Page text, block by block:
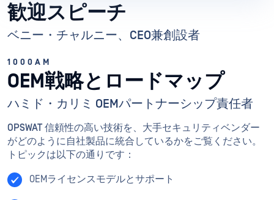
歓迎スピーチ
ベニー・チャルニー、CEO兼創設者
1000AM
OEM戦略とロードマップ
ハミド・カリミ OEMパートナーシップ責任者
OPSWAT 信頼性の高い技術を、大手セキュリティベンダー
がどのように自社製品に統合しているかをご覧ください。
トピックは以下の通りです：
OEMライセンスモデルとサポート